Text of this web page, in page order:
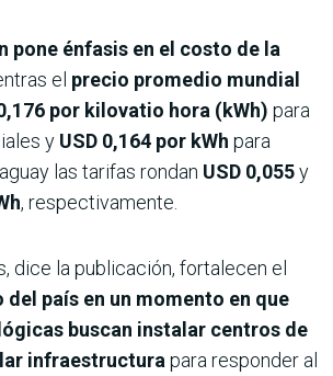
pone énfasis en el costo de la
el precio promedio mundial
por kilovatio hora (kWh) para
y USD 0,164 por kWh para
las tarifas rondan USD 0,055y
, respectivamente.
dice la publicación, fortalecen el
país en un momento en que
buscan instalar centros de
infraestructurapara responder al